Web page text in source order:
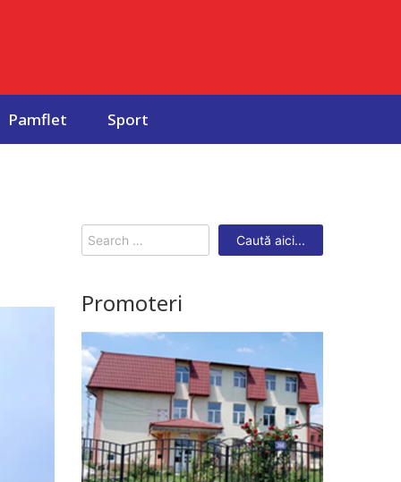
Pamflet Sport
Search
for:
Promoteri